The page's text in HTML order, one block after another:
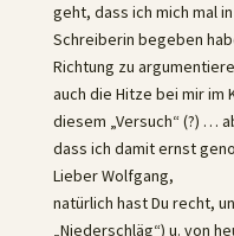
geht, dass ich mich mal
Schreiberin begeben
Richtung zu
auch die Hitze bei mir
diesem „Versuch“ (?) …
dass ich damit ernst
Lieber Wolfgang,
natürlich hast Du recht,
„Niederschläg“) u. von